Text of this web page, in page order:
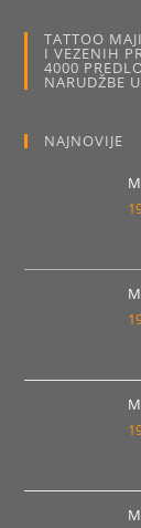
TATTOO
I VEZENIH
4000
NARUDŽBE
NAJNOVIJE